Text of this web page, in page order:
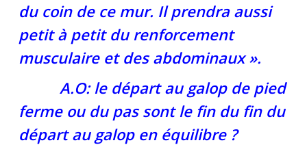
du coin de ce mur. Il prendra aussi
petit à petit du renforcement
musculaire et des abdominaux ».
A.O: le départ au galop de pied
ferme ou du pas sont le fin du fin du
départ au galop en équilibre ?